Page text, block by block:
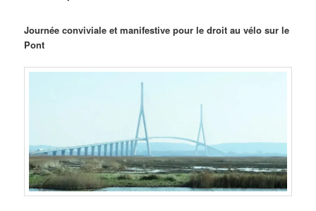
Journée conviviale et manifestive pour le droit au vélo sur le
Pont